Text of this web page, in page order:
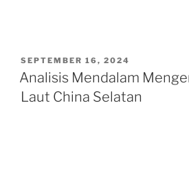
POSTED
ON
SEPTEMBER 16, 2024
Analisis Mendalam
Laut China Selatan